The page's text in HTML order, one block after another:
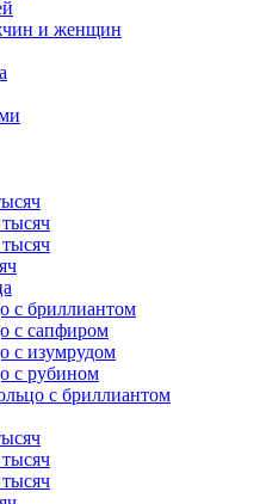
и женщин
с бриллиантом
с сапфиром
с изумрудом
с рубином
с бриллиантом